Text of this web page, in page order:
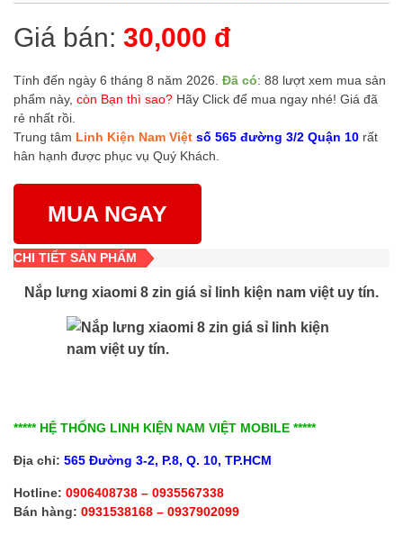
Giá bán: 30,000 đ
Tính đến ngày 6 tháng 8 năm 2026. Đã có: 88 lượt xem mua sản
phẩm này, còn Bạn thì sao? Hãy Click để mua ngay nhé! Giá đã
rẻ nhất rồi.
Trung tâm Linh Kiện Nam Việt số 565 đường 3/2 Quận 10 rất
hân hạnh được phục vụ Quý Khách.
MUA NGAY
CHI TIẾT SẢN PHẨM
Nắp lưng xiaomi 8 zin giá sỉ linh kiện nam việt uy tín.
***** HỆ THỐNG LINH KIỆN NAM VIỆT MOBILE *****
Địa chỉ: 565 Đường 3-2, P.8, Q. 10, TP.HCM
Hotline: 0906408738 – 0935567338
Bán hàng: 0931538168 – 0937902099